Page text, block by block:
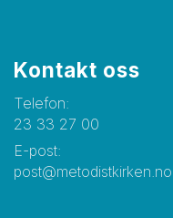
Kontakt oss
Telefon:
23 33 27 00
E-post:
post@metodistkirken.no